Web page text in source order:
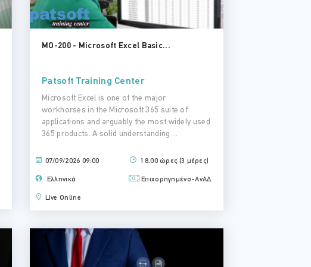
MO-200 - Microsoft Excel Basic...
Patsoft Training Center
Microsoft Excel is one of the major
workhorses in the Microsoft 365 suite of
applications and arguably the most widely used
365 products. A solid understanding ...
07/09/2026 09:00 18.00 ώρες (3 μέρες)
Ελληνικά Επιχορηγημένο-ΑνΑΔ
Live Online